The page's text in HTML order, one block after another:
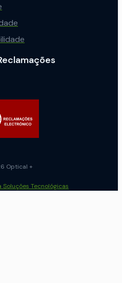
Optical +
Soluções Tecnológicas